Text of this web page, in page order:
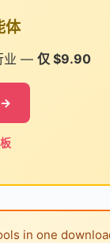
体
业 — 仅 $9.90
→
in one